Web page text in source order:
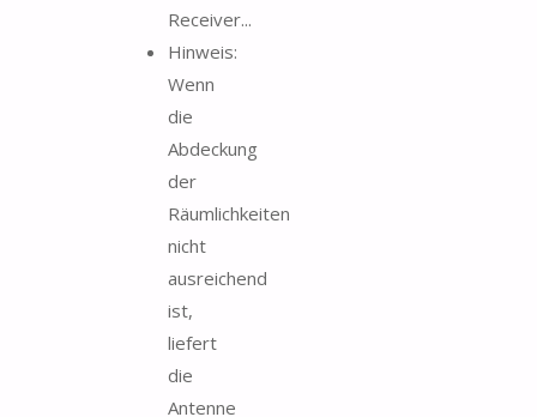
Receiver...
Hinweis:
Wenn
die
Abdeckung
der
Räumlichkeiten
nicht
ausreichend
ist,
liefert
die
Antenne